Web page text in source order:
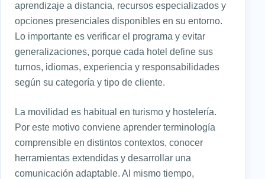
aprendizaje a distancia, recursos especializados y
opciones presenciales disponibles en su entorno.
Lo importante es verificar el programa y evitar
generalizaciones, porque cada hotel define sus
turnos, idiomas, experiencia y responsabilidades
según su categoría y tipo de cliente.
La movilidad es habitual en turismo y hostelería.
Por este motivo conviene aprender terminología
comprensible en distintos contextos, conocer
herramientas extendidas y desarrollar una
comunicación adaptable. Al mismo tiempo,